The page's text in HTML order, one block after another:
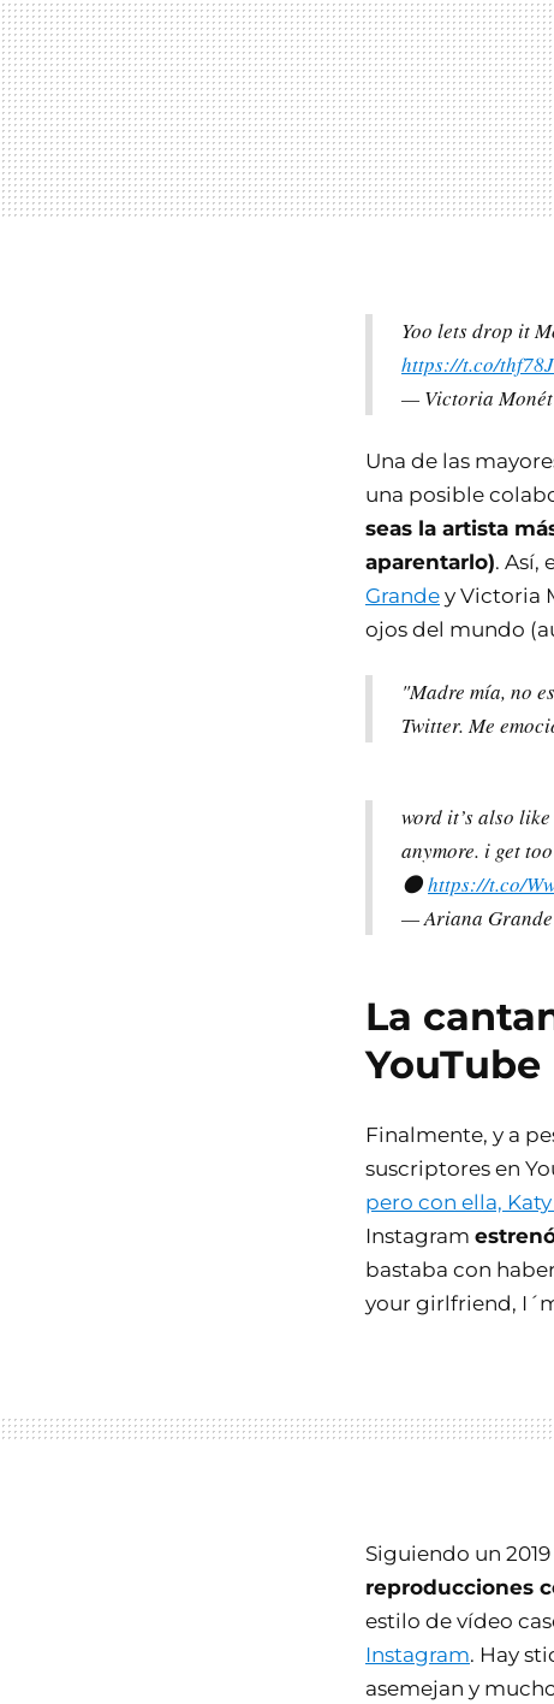
Yoo lets drop it
https://t.co/
— Victoria
Una de las
una posible
seas la artista
aparentarlo). Así,
Grande y Victoria
ojos del mundo
"Madre mía, no
Twitter. Me
word it’s also
anymore. i get
🌑https://t.co/
— Ariana
La
YouTube
Finalmente, y a
suscriptores en
pero con ella,
Instagram
bastaba con
your girlfriend,
Siguiendo un
reproducciones
estilo de vídeo
Instagram. Hay
asemejan y